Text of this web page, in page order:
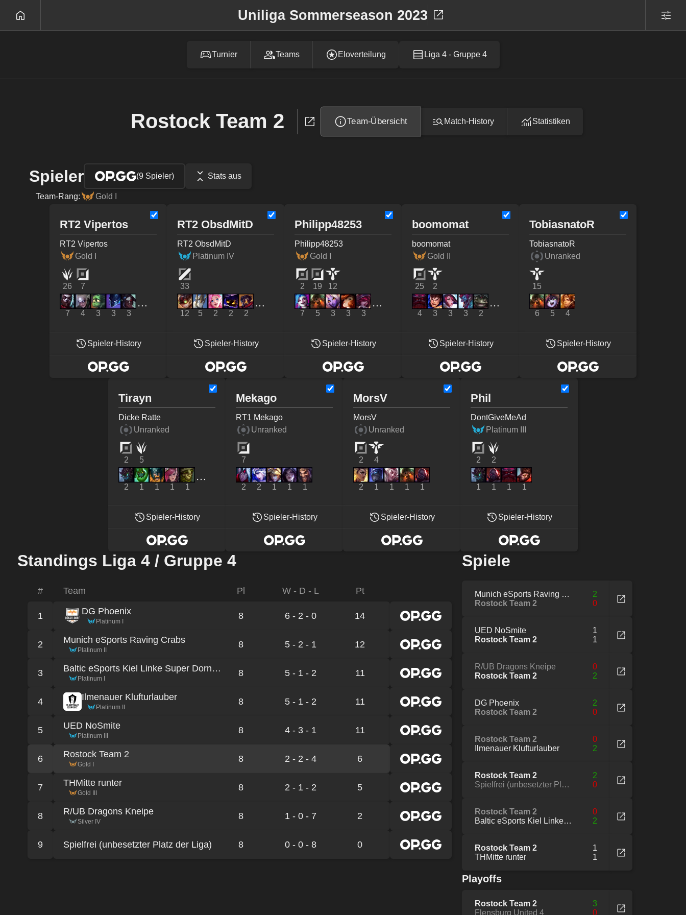
Uniliga Sommerseason 2023
Turnier Teams Eloverteilung Liga 4 - Gruppe 4
Rostock Team 2 Team-Übersicht Match-History Statistiken
Spieler (9 Spieler) Stats aus
Team-Rang: Gold I
RT2 Vipertos
RT2 Vipertos
Gold I
26 7
7 4 3 3 3
Spieler-History
RT2 ObsdMitD
RT2 ObsdMitD
Platinum IV
33
12 5 2 2 2
Spieler-History
Philipp48253
Philipp48253
Gold I
2 19 12
7 5 3 3 3
Spieler-History
boomomat
boomomat
Gold II
25 2
4 3 3 3 2
Spieler-History
TobiasnatoR
TobiasnatoR
Unranked
15
6 5 4
Spieler-History
Tirayn
Dicke Ratte
Unranked
2 5
2 1 1 1 1
Spieler-History
Mekago
RT1 Mekago
Unranked
7
2 2 1 1 1
Spieler-History
MorsV
MorsV
Unranked
2 4
2 1 1 1 1
Spieler-History
Phil
DontGiveMeAd
Platinum III
2 2
1 1 1 1
Spieler-History
Standings Liga 4 / Gruppe 4
# Team Pl W - D - L Pt
1 DG Phoenix
Platinum I
8 6 - 2 - 0 14
2 Munich eSports Raving Crabs
Platinum II
8 5 - 2 - 1 12
3 Baltic eSports Kiel Linke Super Dornhaie
Platinum I
8 5 - 1 - 2 11
4 Ilmenauer Klufturlauber
Platinum II
8 5 - 1 - 2 11
5 UED NoSmite
Platinum III
8 4 - 3 - 1 11
6 Rostock Team 2
Gold I
8 2 - 2 - 4 6
7 THMitte runter
Gold III
8 2 - 1 - 2 5
8 R/UB Dragons Kneipe
Silver IV
8 1 - 0 - 7 2
9 Spielfrei (unbesetzter Platz der Liga) 8 0 - 0 - 8 0
Spiele
Munich eSports Raving Crabs
2
Rostock Team 2
0
UED NoSmite
1
Rostock Team 2
1
R/UB Dragons Kneipe
0
Rostock Team 2
2
DG Phoenix
2
Rostock Team 2
0
Rostock Team 2
0
Ilmenauer Klufturlauber
2
Rostock Team 2
2
Spielfrei (unbesetzter Platz der Liga)
0
Rostock Team 2
0
Baltic eSports Kiel Linke Super Dornhaie
2
Rostock Team 2
1
THMitte runter
1
Playoffs
Rostock Team 2
3
Flensburg United 4
0